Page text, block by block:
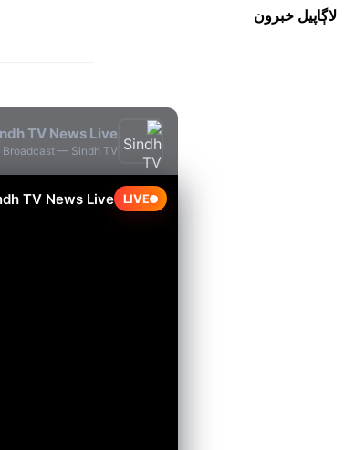
لاڳاپيل خبرون
TV News Live
Broadcast — Sindh TV
LIVE
TV News Live